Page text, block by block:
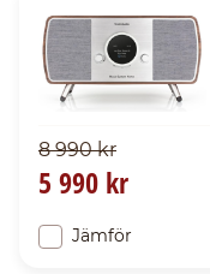
8 990 kr
5 990 kr
Jämför